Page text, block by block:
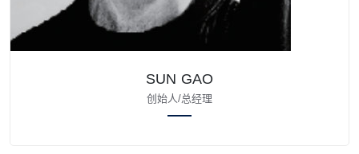
SUN GAO
创始人/总经理